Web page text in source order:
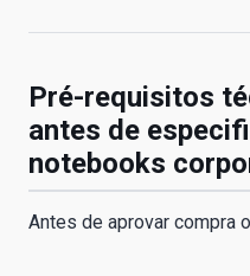
Pré-requisitos
antes de
notebooks
Antes de aprovar compra